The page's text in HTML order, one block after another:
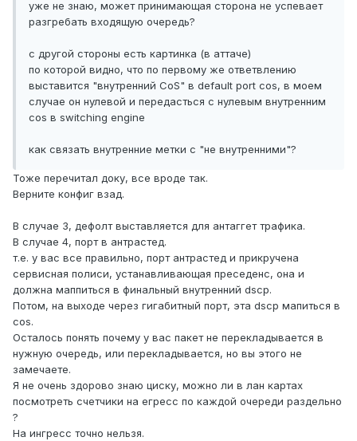
уже не знаю, может принимающая сторона не успевает
разгребать входящую очередь?
с другой стороны есть картинка (в аттаче)
по которой видно, что по первому же ответвлению
выставится "внутренний CoS" в default port cos, в моем
случае он нулевой и передасться с нулевым внутренним
cos в switching engine
как связать внутренние метки с "не внутренними"?
Тоже перечитал доку, все вроде так.
Верните конфиг взад.
В случае 3, дефолт выставляется для антаггет трафика.
В случае 4, порт в антрастед.
т.е. у вас все правильно, порт антрастед и прикручена
сервисная полиси, устанавливающая преседенс, она и
должна маппиться в финальный внутренний dscp.
Потом, на выходе через гигабитный порт, эта dscp мапиться в
cos.
Осталось понять почему у вас пакет не перекладывается в
нужную очередь, или перекладывается, но вы этого не
замечаете.
Я не очень здорово знаю циску, можно ли в лан картах
посмотреть счетчики на егресс по каждой очереди раздельно
?
На ингресс точно нельзя.